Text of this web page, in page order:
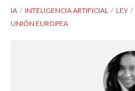
IA INTELIGENCIA ARTIFICIAL LEY
UNIÓN EUROPEA